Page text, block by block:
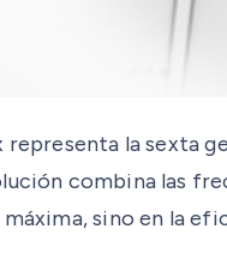
representa la sexta
combina las
sino en la